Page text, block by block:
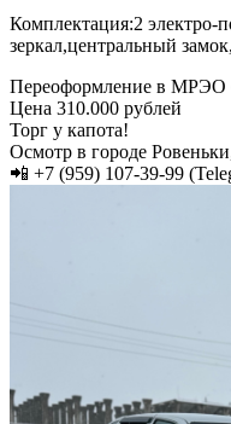
Комплектация:2 электро-
зеркал,центральный
Переоформление в МРЭО
Цена 310.000 рублей
Торг у капота!
Осмотр в городе
📲 +7 (959) 107-39-99